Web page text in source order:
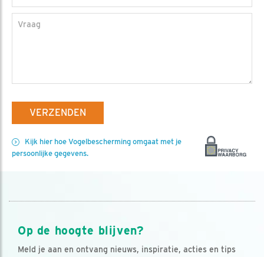
Vraag
VERZENDEN
Kijk hier hoe Vogelbescherming omgaat met je
persoonlijke gegevens.
Op de hoogte blijven?
Meld je aan en ontvang nieuws, inspiratie, acties en tips